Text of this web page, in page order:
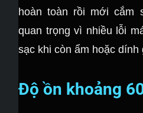
hoàn toàn rồi mới
quan trọng vì nhiều lỗi
sạc khi còn ẩm hoặc dính
Độ ồn khoảng